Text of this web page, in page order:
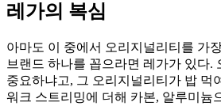
레가의 복심
아마도 이 중에서 오리지널리티를 가
브랜드 하나를 꼽으라면 레가가 있다.
중요하냐고, 그 오리지널리티가 밥
워크 스트리밍에 더해 카본, 알루미늄